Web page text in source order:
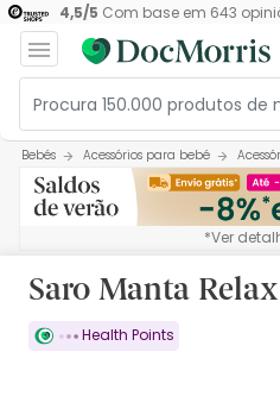
4,5/5 Com base em 643
Bebés Acessórios para bebé
*Ver
Saro Manta
Health Points